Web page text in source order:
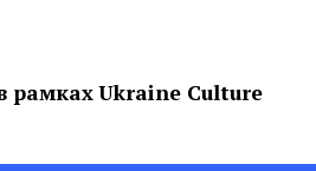
рамкахUkraine Culture